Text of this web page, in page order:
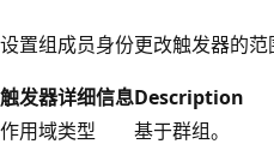
设置组成员身份更改触发器的范
触发器详细信息Description
作用域类型
基于群组。